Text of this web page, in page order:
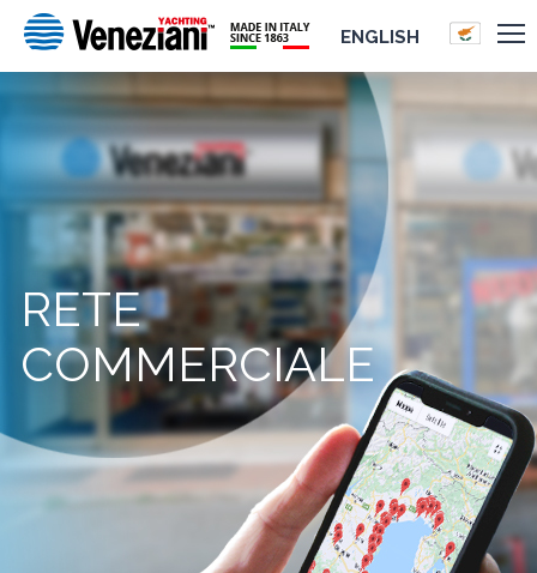
ENGLISH
RETE
COMMERCIALE